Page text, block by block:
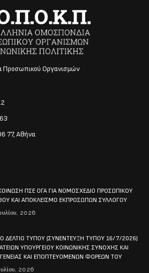
Προσωπικού Οργανισμών
77, Αθήνα
ΠΣΕ ΟΓΑ ΓΙΑ ΝΟΜΟΣΧΕΔΙΟ ΠΡΟΣΩΠΙΚΟΥ
ΚΑΙ ΑΠΟΚΛΕΙΣΜΟ ΕΚΠΡΟΣΩΠΩΝ ΣΥΛΛΟΓΟΥ
2026
ΔΕΛΤΙΟ ΤΥΠΟΥ (ΣΥΝΕΝΤΕΥΞΗ ΤΥΠΟΥ 16/7/2026)
ΥΠΟΥΡΓΕΙΟΥ ΚΟΙΝΩΝΙΚΗΣ ΣΥΝΟΧΗΣ ΚΑΙ
ΚΑΙ ΕΠΟΠΤΕΥΟΜΕΝΩΝ ΦΟΡΕΩΝ ΤΟΥ
2026